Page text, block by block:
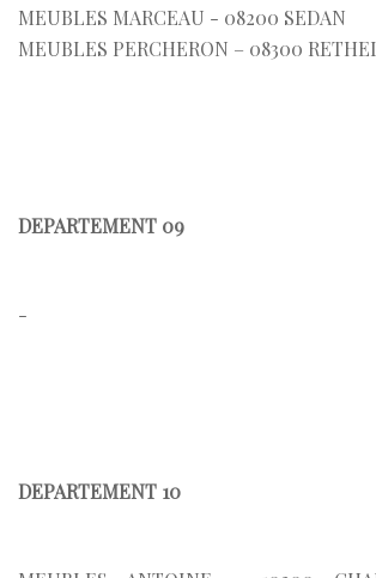
MEUBLES MARCEAU - 08200 SEDAN
MEUBLES PERCHERON – 08300
DEPARTEMENT 09
-
DEPARTEMENT 10